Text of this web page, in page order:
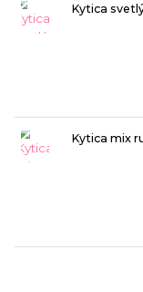
Kytica
Kytica mix